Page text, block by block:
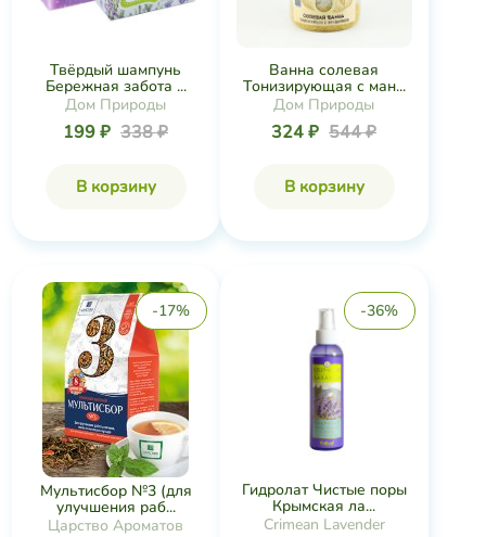
Твёрдый шампунь
Бережная забота ...
Дом Природы
199 ₽ 338 ₽
В корзину
Ванна солевая
Тонизирующая с ман...
Дом Природы
324 ₽ 544 ₽
В корзину
-17%
Мультисбор №3 (для
улучшения раб...
Царство Ароматов
-36%
Гидролат Чистые поры
Крымская ла...
Crimean Lavender